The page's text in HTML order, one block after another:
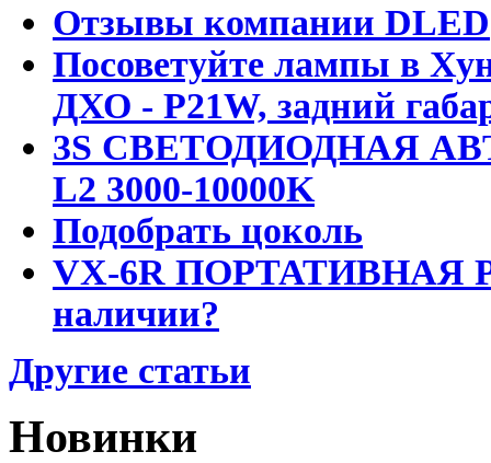
Отзывы компании DLED
Посоветуйте лампы в
ДХО - P21W, задний
3S СВЕТОДИОДНАЯ
L2 3000-10000K
Подобрать цоколь
VX-6R ПОРТАТИВНАЯ
наличии?
Другие статьи
Новинки